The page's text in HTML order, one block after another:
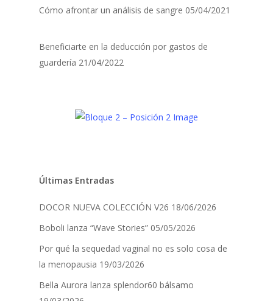
Cómo afrontar un análisis de sangre 05/04/2021
Beneficiarte en la deducción por gastos de
guardería 21/04/2022
Últimas Entradas
DOCOR NUEVA COLECCIÓN V26 18/06/2026
Boboli lanza “Wave Stories” 05/05/2026
Por qué la sequedad vaginal no es solo cosa de
la menopausia 19/03/2026
Bella Aurora lanza splendor60 bálsamo